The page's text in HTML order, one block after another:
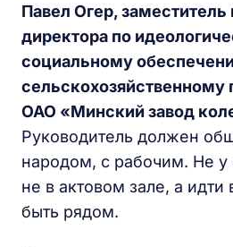
Павел Огер, заместитель
директора по
социальному
сельскохозяйственному
ОАО «Минский завод
Руководитель должен
народом, с рабочим. Не у
не в актовом зале, а идти
быть рядом.